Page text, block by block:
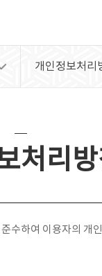
개인정보처리
처리방
하여 이용자의 개